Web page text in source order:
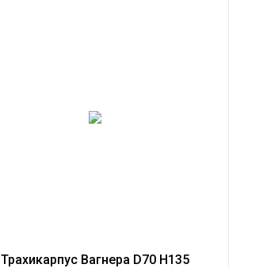
Трахикарпус Вагнера D70 H135